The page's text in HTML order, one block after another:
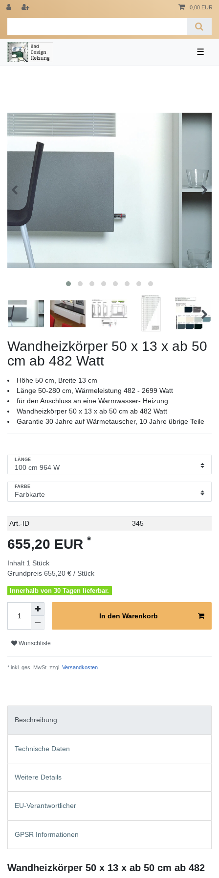
0,00 EUR
☰
Wandheizkörper 50 x 13 x ab 50
cm ab 482 Watt
Höhe 50 cm, Breite 13 cm
Länge 50-280 cm, Wärmeleistung 482 - 2699 Watt
für den Anschluss an eine Warmwasser- Heizung
Wandheizkörper 50 x 13 x ab 50 cm ab 482 Watt
Garantie 30 Jahre auf Wärmetauscher, 10 Jahre übrige Teile
LÄNGE
FARBE
Technisches
Wert
Art.-ID 345
655,20 EUR *
Inhalt 1 Stück
Grundpreis 655,20 € / Stück
Innerhalb von 30 Tagen lieferbar.
In den Warenkorb
Wunschliste
* inkl. ges. MwSt. zzgl. Versandkosten
Beschreibung
Technische Daten
Weitere Details
EU-Verantwortlicher
GPSR Informationen
Wandheizkörper 50 x 13 x ab 50 cm ab 482